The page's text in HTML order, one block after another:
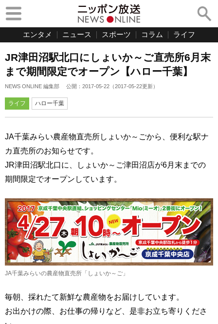
エンタメ ニュース スポーツ コラム ライフ
JR津田沼駅北口にしょいか～ご直売所6月末
まで期間限定でオープン【ハロー千葉】
NEWS ONLINE 編集部 公開： 2017-05-22 （2017-05-22更新）
ライフ ハロー千葉
JA千葉みらい農産物直売所しょいか～ごから、便利な駅ナ
カ直売所のお知らせです。
JR津田沼駅北口に、しょいか～ご津田沼店が6月末までの
期間限定でオープンしています。
JA千葉みらいの農産物直売所「しょいか～ご」
毎朝、採れたて新鮮な農産物をお届けしています。
お出かけの際、お仕事の帰りなど、是非お立ち寄りくださ